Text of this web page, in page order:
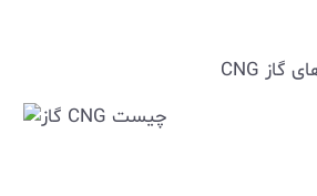
گاز CNG